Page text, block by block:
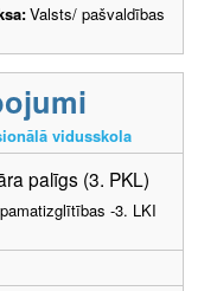
Valsts/ pašvaldības
vidusskola
palīgs (3. PKL)
-3. LKI